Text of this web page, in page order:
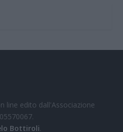
line edito dall'Associazione
Bottiroli.